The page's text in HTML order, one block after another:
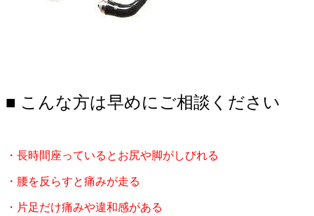
■ こんな方は早めにご相談ください
・長時間座っているとお尻や脚がしびれる
・腰を反らすと痛みが走る
・片足だけ痛みや違和感がある